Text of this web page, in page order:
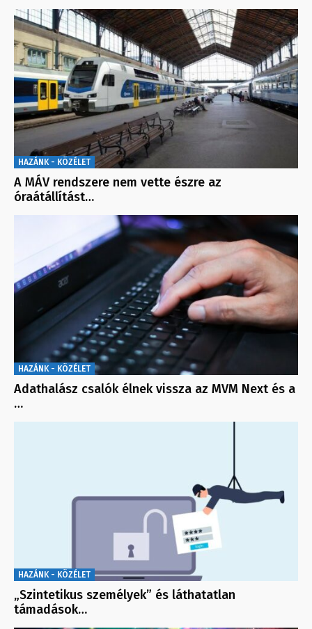
HAZÁNK - KÖZÉLET
A MÁV rendszere nem vette észre az
óraátállítást…
HAZÁNK - KÖZÉLET
Adathalász csalók élnek vissza az MVM Next és a
…
HAZÁNK - KÖZÉLET
„Szintetikus személyek” és láthatatlan
támadások…